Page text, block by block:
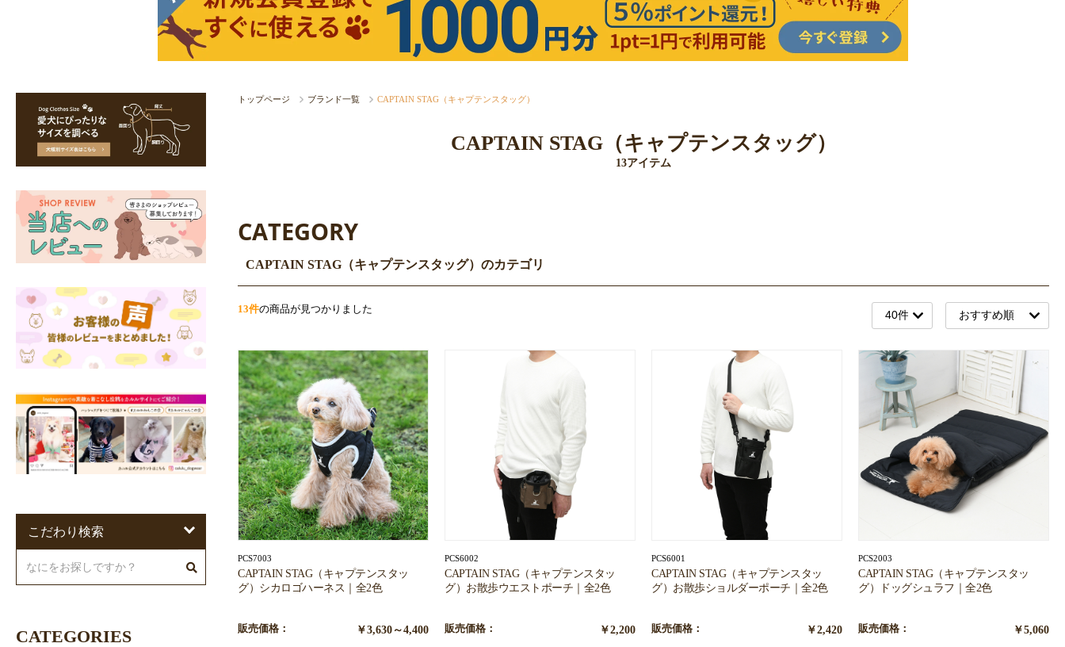
トップページ ブランド一覧 CAPTAIN STAG（キャプテンスタッグ）
CAPTAIN STAG（キャプテンスタッグ）
13アイテム
CATEGORY
CAPTAIN STAG（キャプテンスタッグ）のカテゴリ
13件の商品が見つかりました
PCS7003
CAPTAIN STAG（キャプテンスタッ
グ）シカロゴハーネス｜全2色
販売価格： ￥3,630～4,400
PCS6002
CAPTAIN STAG（キャプテンスタッ
グ）お散歩ウエストポーチ｜全2色
販売価格： ￥2,200
PCS6001
CAPTAIN STAG（キャプテンスタッ
グ）お散歩ショルダーポーチ｜全2色
販売価格： ￥2,420
PCS2003
CAPTAIN STAG（キャプテンスタッ
グ）ドッグシュラフ｜全2色
販売価格： ￥5,060
こだわり検索
CATEGORIES